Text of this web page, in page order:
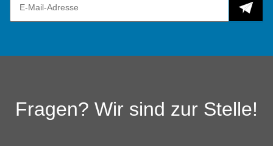
Fragen? Wir sind zur Stelle!